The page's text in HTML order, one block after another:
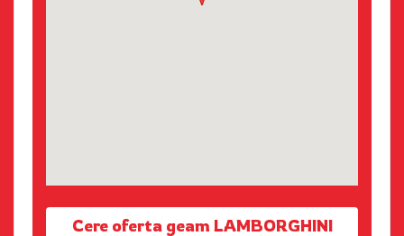
Cere oferta geam LAMBORGHINI